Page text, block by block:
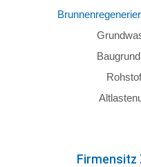
Firmensitz